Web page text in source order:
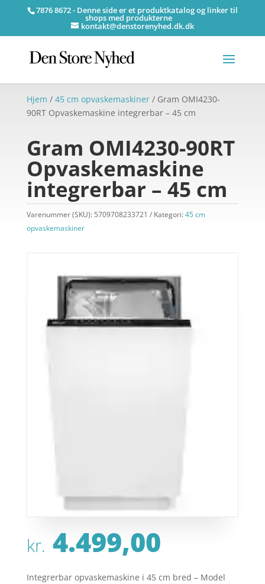
7876 8672 - Denne side er et produktkatalog og linker til
shops med produkterne
kontakt@denstorenyhed.dk.dk
Hjem / 45 cm opvaskemaskiner/ Gram OMI4230-
90RT Opvaskemaskine integrerbar – 45 cm
Gram OMI4230-90RT
Opvaskemaskine
integrerbar – 45 cm
Varenummer (SKU): 5709708233721 Kategori:45 cm
opvaskemaskiner
kr. 4.499,00
Integrerbar opvaskemaskine i 45 cm bred – Model